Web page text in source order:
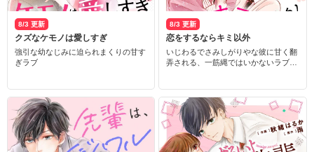
8/3 更新
クズなケモノは愛しすぎ
強引な幼なじみに迫られまくりの甘す
ぎラブ
8/3 更新
恋をするならキミ以外
いじわるでさみしがりやな彼に甘く翻
弄される、一筋縄ではいかないラブス